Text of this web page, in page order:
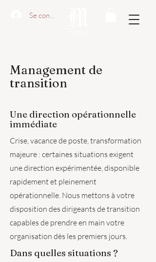
Se connecter
Management de
transition
Une direction opérationnelle
immédiate
Crise, vacance de poste, transformation
majeure : certaines situations exigent
une direction expérimentée, disponible
rapidement et pleinement
opérationnelle. Nous mettons à votre
disposition des dirigeants de transition
capables de prendre en main votre
organisation dès les premiers jours.​
Dans quelles situations ?